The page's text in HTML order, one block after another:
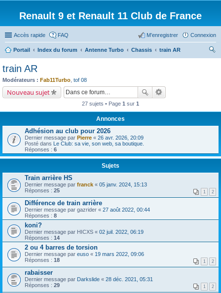
Renault 9 et Renault 11 Club de France
Accès rapide FAQ Connexion
M’enregistrer
Portail Index du forum Antenne Turbo Chassis
train AR
train AR
Modérateurs : Fab11Turbo tof 08
Nouveau sujet
27 sujets • Page 1 sur 1
Annonces
Adhésion au club pour 2026
Dernier message par Pierre « 26 avr. 2026, 20:09
Posté dans Le Club: sa vie, son web, sa boutique.
Réponses : 6
Sujets
Train arrière HS
Dernier message par franck « 05 janv. 2024, 15:13
Réponses : 25 1 2
Différence de train arrière
Dernier message par gazrider « 27 août 2022, 00:44
Réponses : 8
koni?
Dernier message par HICXS « 02 juil. 2022, 06:19
Réponses : 14
2 ou 4 barres de torsion
Dernier message par euso « 19 mars 2022, 09:06
Réponses : 18 1 2
rabaisser
Dernier message par Darkslide « 28 déc. 2021, 05:31
Réponses : 29 1 2